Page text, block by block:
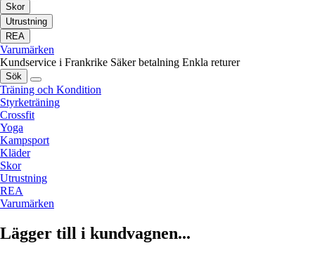
Skor
Utrustning
REA
Varumärken
Kundservice i Frankrike Säker betalning Enkla returer
Sök
Träning och Kondition
Styrketräning
Crossfit
Yoga
Kampsport
Kläder
Skor
Utrustning
REA
Varumärken
Lägger till i kundvagnen...